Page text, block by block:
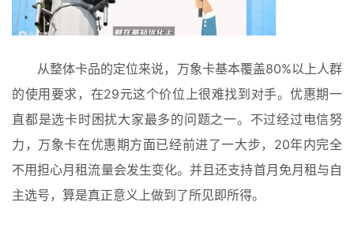
从整体卡品的定位来说，万象卡基本覆盖80%以上人群
的使用要求，在29元这个价位上很难找到对手。优惠期一
直都是选卡时困扰大家最多的问题之一。不过经过电信努
力，万象卡在优惠期方面已经前进了一大步，20年内完全
不用担心月租流量会发生变化。并且还支持首月免月租与自
主选号，算是真正意义上做到了所见即所得。